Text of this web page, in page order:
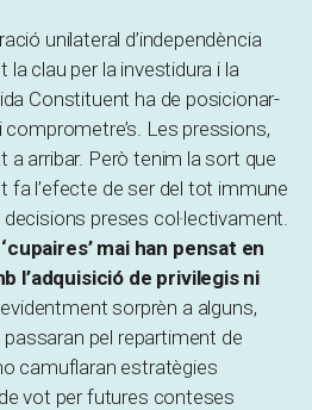
unilateral d’independència
clau per la investidura i la
Constituent ha de posicionar-
Les pressions,
a arribar. Però tenim la sort que
fa l’efecte de ser del tot immune
preses col·lectivament.
mai han pensat en
l’adquisició de privilegis ni
sorprèn a alguns,
pel repartiment de
camuflaran estratègies
vot per futures conteses